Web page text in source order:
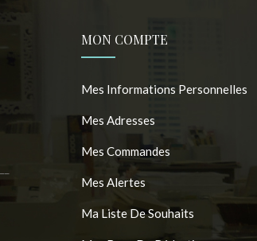
MON COMPTE
Mes Informations Personnelles
Mes Adresses
Mes Commandes
Mes Alertes
Ma Liste De Souhaits